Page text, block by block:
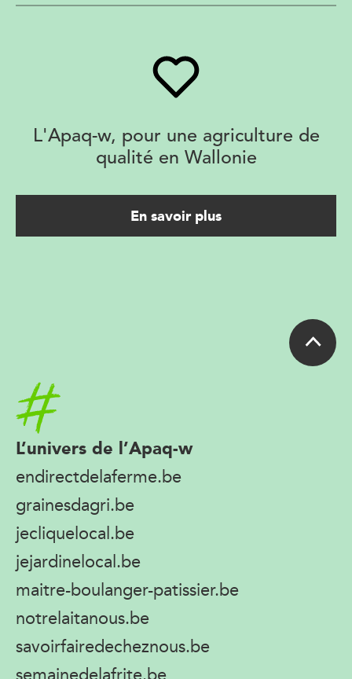
L'Apaq-w, pour une agriculture de
qualité en Wallonie
En savoir plus
Accueil
L’univers de l’Apaq-w
endirectdelaferme.be
grainesdagri.be
jecliquelocal.be
jejardinelocal.be
maitre-boulanger-patissier.be
notrelaitanous.be
savoirfairedecheznous.be